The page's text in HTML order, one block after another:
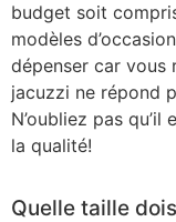
budget soit
modèles
dépenser car vous
jacuzzi ne répond
N’oubliez pas
la qualité!
Quelle taille